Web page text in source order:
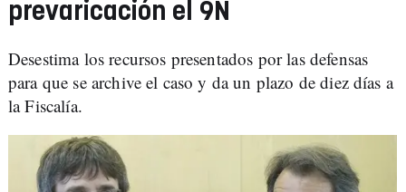
prevaricación el 9N
Desestima los recursos presentados por las defensas
para que se archive el caso y da un plazo de diez días a
la Fiscalía.